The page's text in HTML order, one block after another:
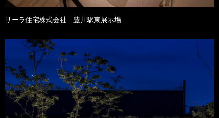
サーラ住宅株式会社 豊川駅東展示場